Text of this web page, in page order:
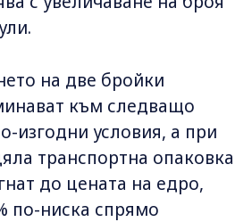
на две бройки
към следващо
изгодни условия, а при
транспортна опаковка
до цената на едро,
по-ниска спрямо